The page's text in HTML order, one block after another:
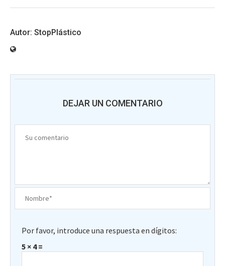
StopPlástico
DEJAR UN COMENTARIO
Por favor, introduce una respuesta en dígitos:
5 × 4 =